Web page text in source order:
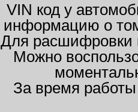
VIN код у
информацию о
Для расшифровки
Можно
За время